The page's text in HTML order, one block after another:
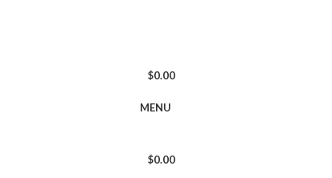
$0.00
MENU
$0.00